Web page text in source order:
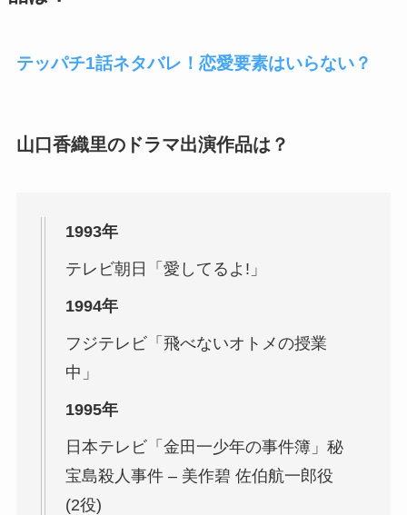
テッパチ1話ネタバレ！恋愛要素はいらない？
山口香織里のドラマ出演作品は？
1993年
テレビ朝日「愛してるよ!」
1994年
フジテレビ「飛べないオトメの授業
中」
1995年
日本テレビ「金田一少年の事件簿」秘
宝島殺人事件 – 美作碧 佐伯航一郎役
(2役)